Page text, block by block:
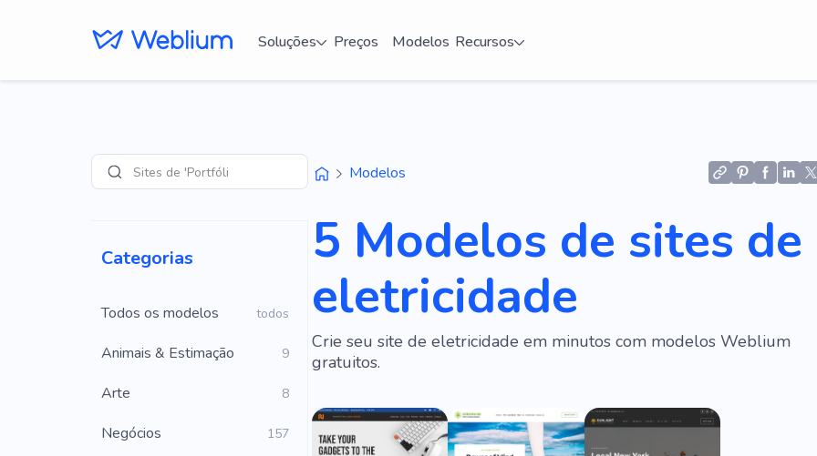
Soluções Preços Modelos Recursos
Pesquisar
Sites de 'Portfólio'
Categorias
Todos os modelos todos
Animais & Estimação 9
Arte 8
Negócios 157
Modelos
5 Modelos de sites de
eletricidade
Crie seu site de eletricidade em minutos com modelos Weblium
gratuitos.